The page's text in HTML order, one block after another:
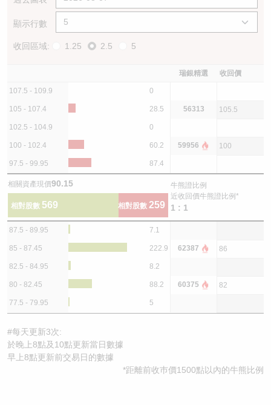
顯示行數
收回區域: 1.25 2.5 5
瑞銀精選 收回價
107.5 - 109.9 0
105 - 107.4 28.5 56313 105.5
102.5 - 104.9 0
100 - 102.4 60.2 59956 100
97.5 - 99.95 87.4
相關資產現價90.15
相對股數 569 相對股數 259
牛熊證比例
近收回價牛熊證比例*
1 : 1
87.5 - 89.95 7.1
85 - 87.45 222.9 62387 86
82.5 - 84.95 8.2
80 - 82.45 88.2 60375 82
77.5 - 79.95 5
#每天更新3次:
於晚上8點及10點更新當日數據
早上8點更新前交易日的數據
*距離前收巿價1500點以內的牛熊比例